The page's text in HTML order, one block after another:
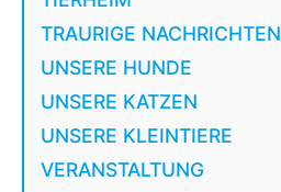
TRAURIGE NACHRICHTEN
UNSERE HUNDE
UNSERE KATZEN
UNSERE KLEINTIERE
VERANSTALTUNG